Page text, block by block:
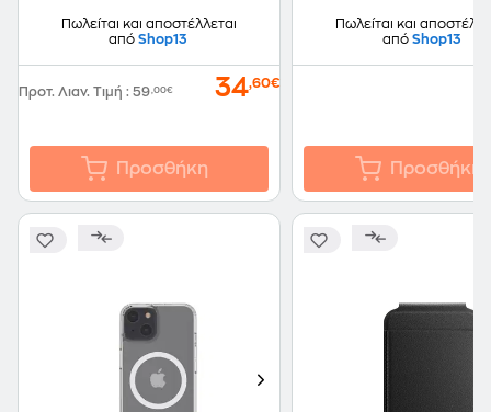
Πωλείται και αποστέλλεται
από Shop13
Προτ. Λιαν. Τιμή : 59,00€ 34,60€
Προσθήκη
Πωλείται και
από Shop13
Προσθήκη